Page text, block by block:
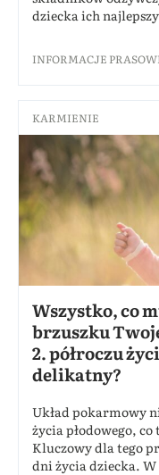
dziecka ich
INFORMACJE
KARMIENIE
Wszystko, co
brzuszku
2. półroczu
delikatny?
Układ pokarmowy
życia płodowego,
Kluczowy dla tego
dni życia dziecka.